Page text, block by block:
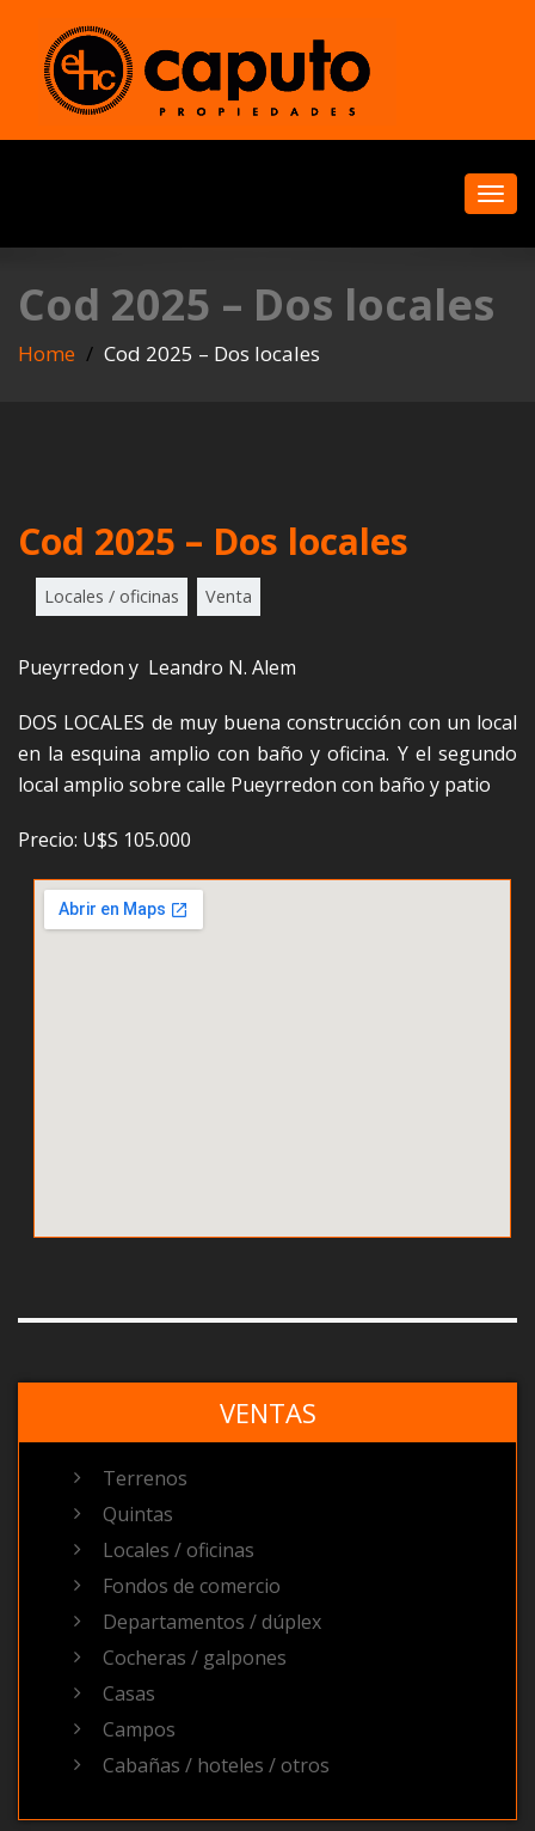
Cod 2025 – Dos locales
Home Cod 2025 – Dos locales
Cod 2025 – Dos locales
Locales / oficinas Venta
Pueyrredon y Leandro N. Alem
DOS LOCALES de muy buena construcción con un local
en la esquina amplio con baño y oficina. Y el segundo
local amplio sobre calle Pueyrredon con baño y patio
Precio: U$S 105.000
VENTAS
Terrenos
Quintas
Locales / oficinas
Fondos de comercio
Departamentos / dúplex
Cocheras / galpones
Casas
Campos
Cabañas / hoteles / otros